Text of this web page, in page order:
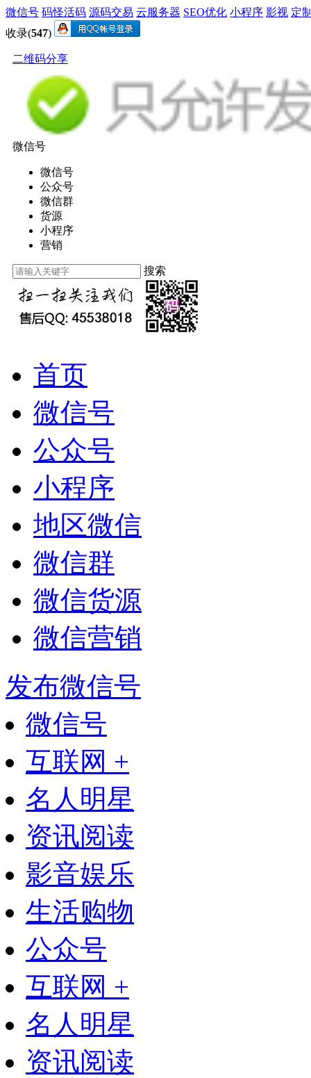
微信号 码怪活码 源码交易 云服务器 SEO优化 小程序 影视 定
收录(547)
二维码分享
微信号
微信号
公众号
微信群
货源
小程序
营销
搜索
首页
微信号
公众号
小程序
地区微信
微信群
微信货源
微信营销
发布微信号
微信号
互联网 +
名人明星
资讯阅读
影音娱乐
生活购物
公众号
互联网 +
名人明星
资讯阅读